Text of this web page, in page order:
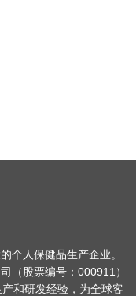
个人保健品生产企业。
（股票编号：000911）
和研发经验，为全球客